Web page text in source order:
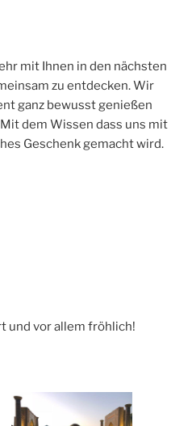
mit Ihnen in den nächsten
zu entdecken. Wir
ganz bewusst genießen
dem Wissen dass uns mit
Geschenk gemacht wird.
und vor allem fröhlich!